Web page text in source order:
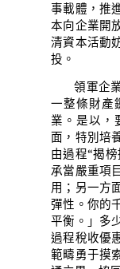
事載體，推
本向企業開
清資本活動
投。
領軍企
一整條財產
業。是以，
面，特別培
由過程“揭
承當嚴重項
用；另一方
彈性。你的
平衡。」多
過程稅收優
範疇勇于摸